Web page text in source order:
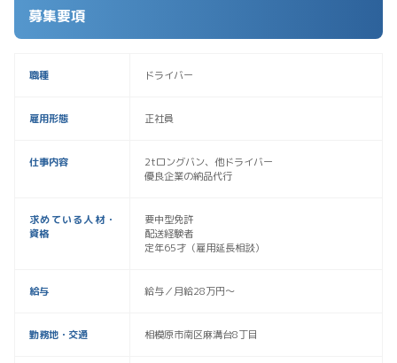
募集要項
職種 ドライバー
雇用形態 正社員
仕事内容
2tロングバン、他ドライバー
優良企業の納品代行
求めている人材・
資格
要中型免許
配送経験者
定年65才（雇用延長相談）
給与 給与／月給28万円～
勤務地・交通 相模原市南区麻溝台8丁目